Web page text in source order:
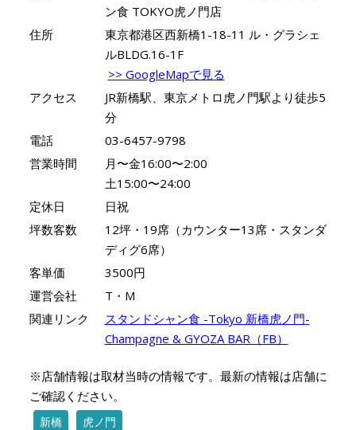
ン食 TOKYO虎ノ門店
住所
東京都港区西新橋1-18-11 ル・グラシェ
ルBLDG.16-1F
>> GoogleMapで見る
アクセス
JR新橋駅、東京メトロ虎ノ門駅より徒歩5
分
電話
03-6457-9798
営業時間
月〜金16:00〜2:00
土15:00〜24:00
定休日
日祝
坪数客数
12坪・19席（カウンター13席・スタンダ
ディグ6席）
客単価
3500円
運営会社
T・M
関連リンク
スタンドシャン食 -Tokyo 新橋虎ノ門-
Champagne & GYOZA BAR（FB）
※店舗情報は取材当時の情報です。最新の情報は店舗に
ご確認ください。
新橋 虎ノ門